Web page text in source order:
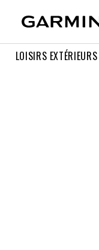
LOISIRS EXTÉRIEURS